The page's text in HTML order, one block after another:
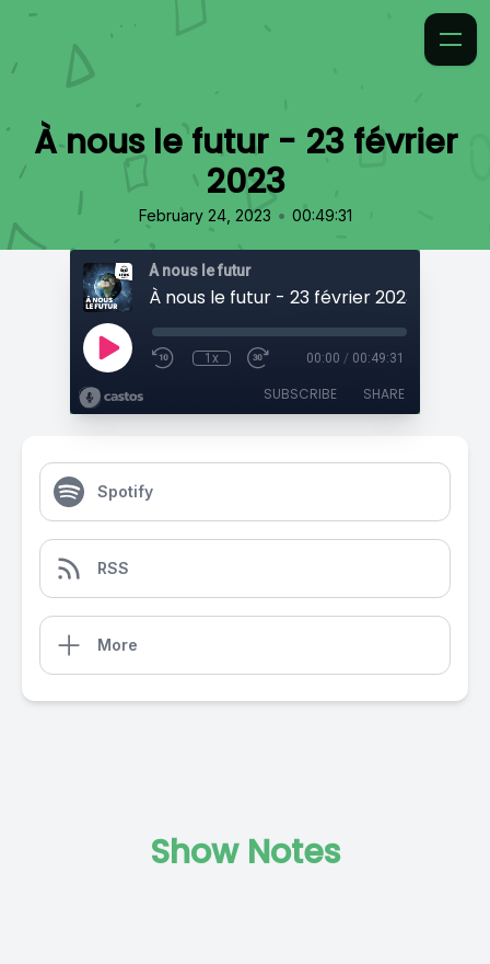
À nous le futur - 23 février
2023
February 24, 2023 • 00:49:31
À nous le futur
À nous le futur - 23 février 2023
1x 00:00 / 00:49:31
SUBSCRIBE SHARE
Spotify
RSS
More
Show Notes